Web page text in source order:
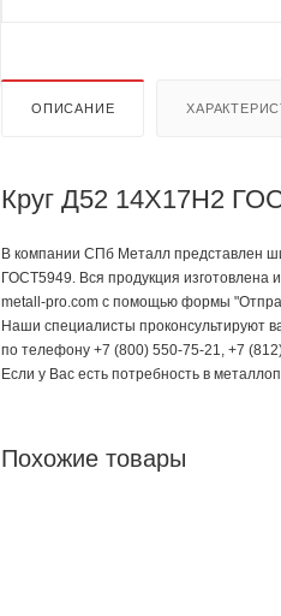
ОПИСАНИЕ
Круг Д52 14Х17Н2
В компании СПб Металл представлен
ГОСТ5949. Вся продукция изготовлена
metall-pro.com с помощью формы
Наши специалисты проконсультируют
по телефону +7 (800) 550-75-21, +7
Если у Вас есть потребность в
Похожие товары